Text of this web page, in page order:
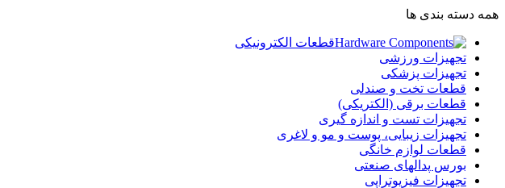
همه دسته بندی ها
قطعات الکترونیکی
تجهیزات ورزشی
تجهیزات پزشکی
قطعات تخت و صندلی
قطعات برقی (الکتریکی)
تجهیزات تست و اندازه گیری
تجهیزات زیبایی، پوست و مو و لاغری
قطعات لوازم خانگی
بورس پدالهای صنعتی
تجهیزات فیزیوتراپی